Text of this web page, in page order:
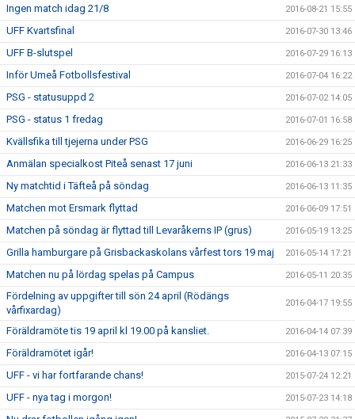
Ingen match idag 21/8 2016-08-21 15:55
UFF Kvartsfinal 2016-07-30 13:46
UFF B-slutspel 2016-07-29 16:13
Inför Umeå Fotbollsfestival 2016-07-04 16:22
PSG - statusuppd 2 2016-07-02 14:05
PSG - status 1 fredag 2016-07-01 16:58
Kvällsfika till tjejerna under PSG 2016-06-29 16:25
Anmälan specialkost Piteå senast 17 juni 2016-06-13 21:33
Ny matchtid i Täfteå på söndag 2016-06-13 11:35
Matchen mot Ersmark flyttad 2016-06-09 17:51
Matchen på söndag är flyttad till Levaråkerns IP (grus) 2016-05-19 13:25
Grilla hamburgare på Grisbackaskolans vårfest tors 19 maj 2016-05-14 17:21
Matchen nu på lördag spelas på Campus 2016-05-11 20:35
Fördelning av uppgifter till sön 24 april (Rödängs
vårfixardag)
2016-04-17 19:55
Föräldramöte tis 19 april kl 19.00 på kansliet. 2016-04-14 07:39
Föräldramötet igår! 2016-04-13 07:15
UFF - vi har fortfarande chans! 2015-07-24 12:21
UFF - nya tag i morgon! 2015-07-23 14:18